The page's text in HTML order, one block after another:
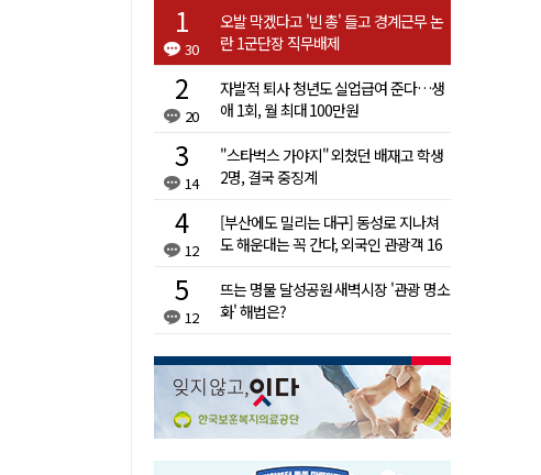
30
오발 막겠다고 '빈 총' 들고 경계근무 논
란 1군단장 직무배제
20
자발적 퇴사 청년도 실업급여 준다…생
애 1회, 월 최대 100만원
14
"스타벅스 가야지" 외쳤던 배재고 학생
2명, 결국 중징계
12
[부산에도 밀리는 대구] 동성로 지나쳐
도 해운대는 꼭 간다, 외국인 관광객 16
12
뜨는 명물 달성공원 새벽시장 '관광 명소
화' 해법은?